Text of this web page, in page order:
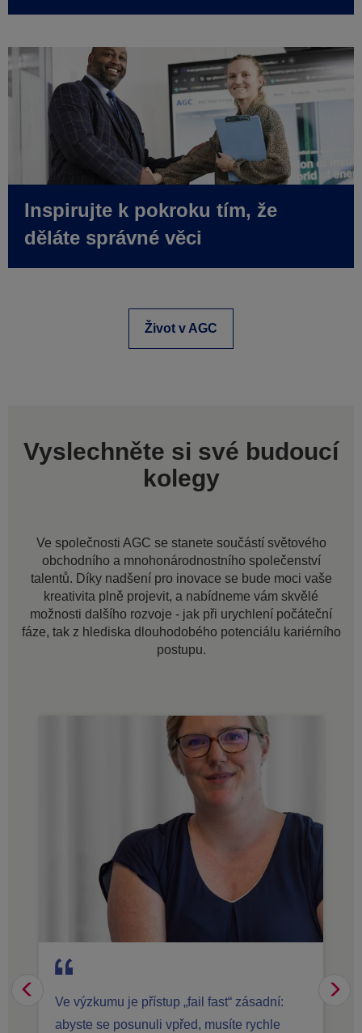
Inspirujte k pokroku tím, že
děláte správné věci
Život v AGC
Vyslechněte si své budoucí
kolegy
Ve společnosti AGC se stanete součástí světového
obchodního a mnohonárodnostního společenství
talentů. Díky nadšení pro inovace se bude moci vaše
kreativita plně projevit, a nabídneme vám skvělé
možnosti dalšího rozvoje - jak při urychlení počáteční
fáze, tak z hlediska dlouhodobého potenciálu kariérního
postupu.
Ve výzkumu je přístup „fail fast“ zásadní:
abyste se posunuli vpřed, musíte rychle